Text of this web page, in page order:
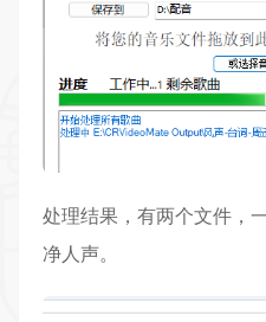
处理结果，有两个文件，
净人声。